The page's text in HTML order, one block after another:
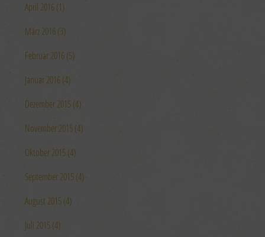
April 2016 (1)
März 2016 (3)
Februar 2016 (5)
Januar 2016 (4)
Dezember 2015 (4)
November 2015 (4)
Oktober 2015 (4)
September 2015 (4)
August 2015 (4)
Juli 2015 (4)